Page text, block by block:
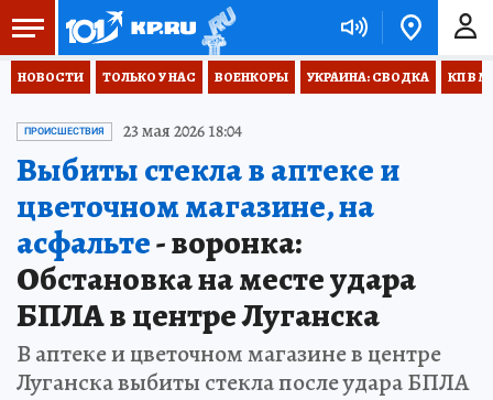
НОВОСТИ ТОЛЬКО У НАС ВОЕНКОРЫ УКРАИНА: СВОДКА КП В
ПРОИСШЕСТВИЯ 23 мая 2026 18:04
Выбиты стекла в аптеке и
цветочном магазине, на
асфальте- воронка:
Обстановка на месте удара
БПЛА в центре Луганска
В аптеке и цветочном магазине в центре
Луганска выбиты стекла после удара БПЛА